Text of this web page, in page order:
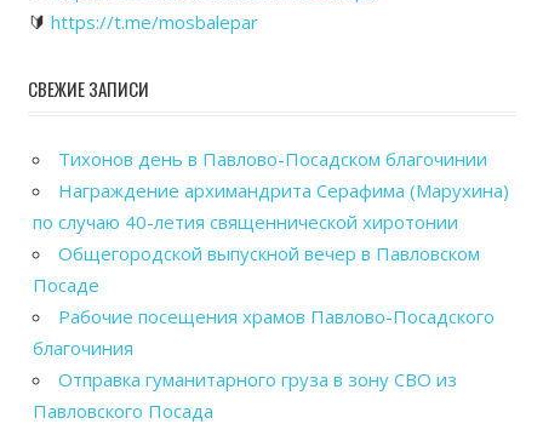
🔰 https://t.me/mosbalepar
СВЕЖИЕ ЗАПИСИ
Тихонов день в Павлово-Посадском благочинии
Награждение архимандрита Серафима (Марухина)
по случаю 40-летия священнической хиротонии
Общегородской выпускной вечер в Павловском
Посаде
Рабочие посещения храмов Павлово-Посадского
благочиния
Отправка гуманитарного груза в зону СВО из
Павловского Посада